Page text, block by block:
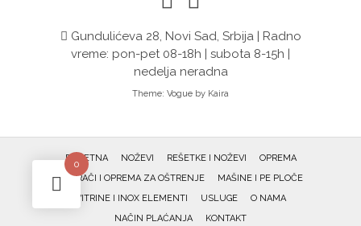
Gundulićeva 28, Novi Sad, Srbija | Radno
vreme: pon-pet 08-18h | subota 8-15h |
nedelja neradna
Theme: Vogue by Kaira
POČETNA NOŽEVI REŠETKE I NOŽEVI
OPREMA
OŠTRAČI I OPREMA ZA OŠTRENJE
MAŠINE I PE PLOČE
VITRINE I INOX ELEMENTI
USLUGE
O NAMA
NAČIN PLAĆANJA
KONTAKT
0